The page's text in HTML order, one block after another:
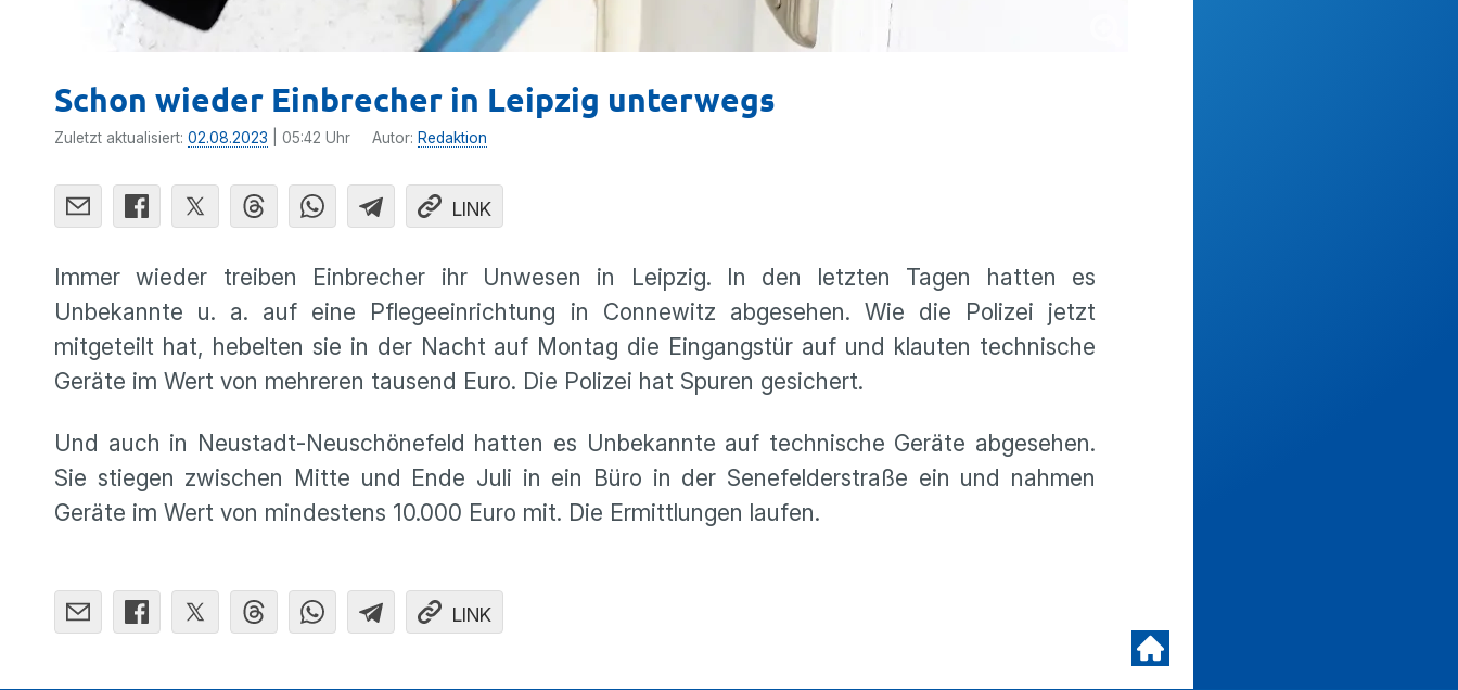
Schon wieder Einbrecher in Leipzig unterwegs
Zuletzt aktualisiert: 02.08.2023 | 05:42 Uhr Autor: Redaktion
LINK
Immer wieder treiben Einbrecher ihr Unwesen in Leipzig. In den letzten Tagen hatten es
Unbekannte u. a. auf eine Pflegeeinrichtung in Connewitz abgesehen. Wie die Polizei jetzt
mitgeteilt hat, hebelten sie in der Nacht auf Montag die Eingangstür auf und klauten technische
Geräte im Wert von mehreren tausend Euro. Die Polizei hat Spuren gesichert.
Und auch in Neustadt-Neuschönefeld hatten es Unbekannte auf technische Geräte abgesehen.
Sie stiegen zwischen Mitte und Ende Juli in ein Büro in der Senefelderstraße ein und nahmen
Geräte im Wert von mindestens 10.000 Euro mit. Die Ermittlungen laufen.
LINK